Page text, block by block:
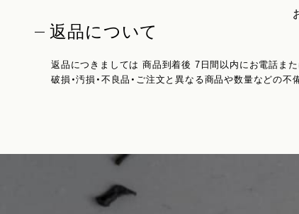
返品について
返品につきましては 商品到着後 7日間以内にお電話ま
破損・汚損・不良品・ご注文と異なる商品や数量などの不